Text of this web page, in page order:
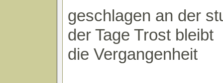
geschlagen an der
der Tage Trost bleibt
die Vergangenheit